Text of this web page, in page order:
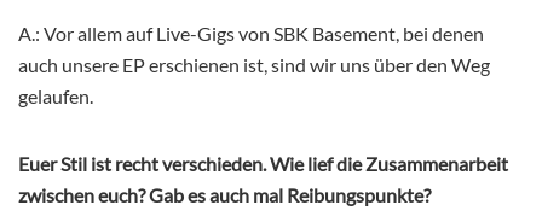
A.: Vor allem auf Live-Gigs von SBK Basement, bei denen
auch unsere EP erschienen ist, sind wir uns über den Weg
gelaufen.
Euer Stil ist recht verschieden. Wie lief die Zusammenarbeit
zwischen euch? Gab es auch mal Reibungspunkte?